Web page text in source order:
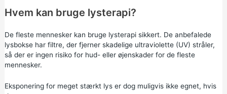
Hvem kan bruge lysterapi?
De fleste mennesker kan bruge lysterapi sikkert. De anbefalede
lysbokse har filtre, der fjerner skadelige ultraviolette (UV) stråler,
så der er ingen risiko for hud- eller øjenskader for de fleste
mennesker.
Eksponering for meget stærkt lys er dog muligvis ikke egnet, hvis